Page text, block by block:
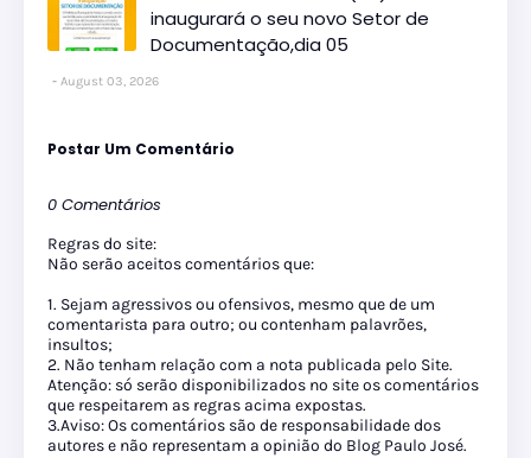
inaugurará o seu novo Setor de
Documentação,dia 05
August 03, 2026
Postar Um Comentário
0 Comentários
Regras do site:
Não serão aceitos comentários que:
1. Sejam agressivos ou ofensivos, mesmo que de um
comentarista para outro; ou contenham palavrões,
insultos;
2. Não tenham relação com a nota publicada pelo Site.
Atenção: só serão disponibilizados no site os comentários
que respeitarem as regras acima expostas.
3.Aviso: Os comentários são de responsabilidade dos
autores e não representam a opinião do Blog Paulo José.